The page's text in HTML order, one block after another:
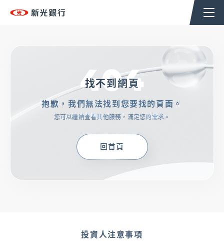
TSHoldingsGroup
OMNI-U
貸款
404
找不到網頁
抱歉，我們無法找到您要找的頁面。
您可以繼續查看其他服務，滿足您的需求。
回首頁
投資人注意事項